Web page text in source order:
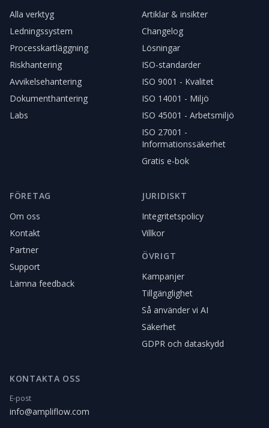
Alla verktyg
Ledningssystem
Processkartläggning
Riskhantering
Avvikelsehantering
Dokumenthantering
Labs
Artiklar & insikter
Changelog
Lösningar
ISO-standarder
ISO 9001 - Kvalitet
ISO 14001 - Miljö
ISO 45001 - Arbetsmiljö
ISO 27001 -
Informationssäkerhet
Gratis e-bok
FÖRETAG
Om oss
Kontakt
Partner
Support
Lämna feedback
JURIDISKT
Integritetspolicy
Villkor
ÖVRIGT
Kampanjer
Tillgänglighet
Så använder vi AI
Säkerhet
GDPR och dataskydd
KONTAKTA OSS
E-post
info@ampliflow.com